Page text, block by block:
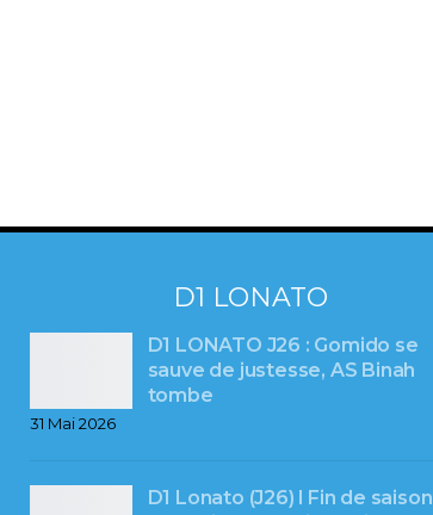
D1 LONATO
D1 LONATO J26 : Gomido se
sauve de justesse, AS Binah
tombe
31 Mai 2026
D1 Lonato (J26) l Fin de saison